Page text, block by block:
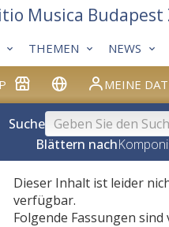
MEINE
THEMEN NEWS
Musica Budapest
Suche
Blättern nach
Dieser Inhalt ist leider
verfügbar.
Folgende Fassungen sind